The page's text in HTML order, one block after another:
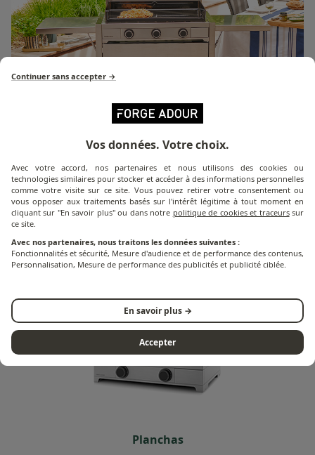
Série Modern
Découvrez tous les produits
de la série Modern
Planchas
Continuer sans accepter →
Vos données. Votre choix.
Avec votre accord, nos partenaires et nous utilisons des cookies ou
technologies similaires pour stocker et accéder à des informations personnelles
comme votre visite sur ce site. Vous pouvez retirer votre consentement ou
vous opposer aux traitements basés sur l'intérêt légitime à tout moment en
cliquant sur "En savoir plus" ou dans notre politique de cookies et traceurssur
ce site.
Avec nos partenaires, nous traitons les données suivantes :
Fonctionnalités et sécurité, Mesure d'audience et de performance des contenus,
Personnalisation, Mesure de performance des publicités et publicité ciblée.
En savoir plus →
Accepter